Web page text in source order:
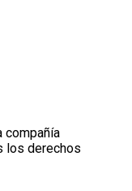
compañía
los derechos